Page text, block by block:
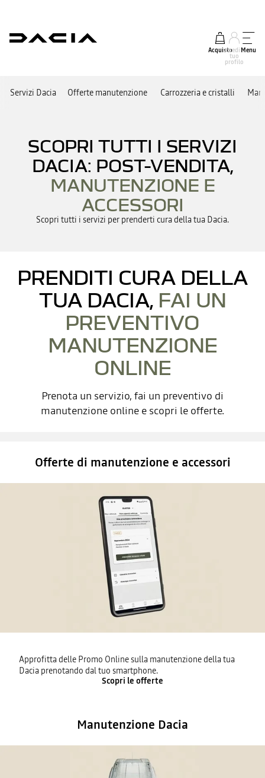
Acquistoaccedi al
tuo
profilo
Menu
Servizi Dacia Offerte manutenzione Carrozzeria e cristalli
SCOPRI TUTTI I SERVIZI
DACIA: POST-VENDITA,
MANUTENZIONE E
ACCESSORI
Scopri tutti i servizi per prenderti cura della tua Dacia.
PRENDITI CURA DELLA
TUA DACIA, FAI UN
PREVENTIVO
MANUTENZIONE
ONLINE
Prenota un servizio, fai un preventivo di
manutenzione online e scopri le offerte.
Offerte di manutenzione e accessori
Approfitta delle Promo Online sulla manutenzione della tua
Dacia prenotando dal tuo smartphone.
Scopri le offerte
Manutenzione Dacia